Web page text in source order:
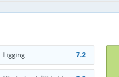
Ligging 7.2